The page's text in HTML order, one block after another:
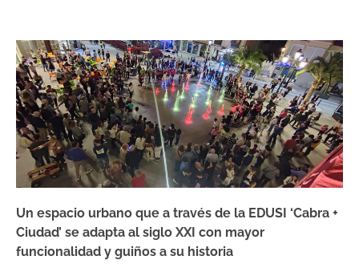
Un espacio urbano que a través de la EDUSI ‘Cabra +
Ciudad’ se adapta al siglo XXI con mayor
funcionalidad y guiños a su historia